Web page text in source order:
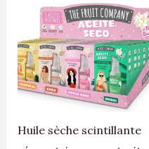
Huile sèche scintillante